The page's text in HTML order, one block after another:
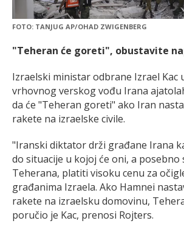
FOTO: TANJUG AP/OHAD ZWIGENBERG
"Teheran će goreti", obustavite
Izraelski ministar odbrane Izrael Kac
vrhovnog verskog vođu Irana
da će "Teheran goreti" ako Iran
rakete na izraelske civile.
"Iranski diktator drži građane Irana
do situacije u kojoj će oni, a posebno
Teherana, platiti visoku cenu za
građanima Izraela. Ako Hamnei
rakete na izraelsku domovinu,
poručio je Kac, prenosi Rojters.